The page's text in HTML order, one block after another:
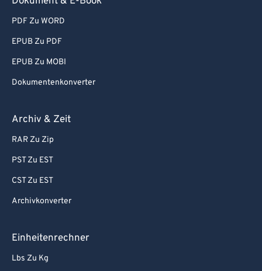
PDF Zu WORD
EPUB Zu PDF
EPUB Zu MOBI
Dokumentenkonverter
Archiv & Zeit
RAR Zu Zip
PST Zu EST
CST Zu EST
Archivkonverter
Einheitenrechner
Lbs Zu Kg